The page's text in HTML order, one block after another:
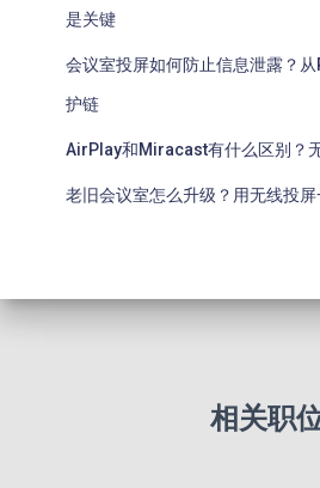
是关键
会议室投屏如何防止信息泄露？
护链
AirPlay和Miracast有什么区别？
老旧会议室怎么升级？用无线投
相关职